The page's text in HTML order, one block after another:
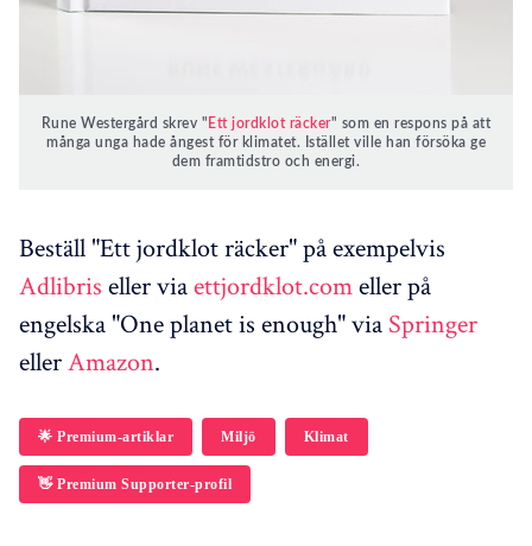
Rune Westergård skrev " Ett jordklot räcker" som en respons på att
många unga hade ångest för klimatet. Istället ville han försöka ge
dem framtidstro och energi.
Beställ "Ett jordklot räcker" på exempelvis
Adlibris eller viaettjordklot.comeller på
engelska "One planet is enough" via Springer
ellerAmazon.
🌟 Premium-artiklar Miljö Klimat
👋 Premium Supporter-profil